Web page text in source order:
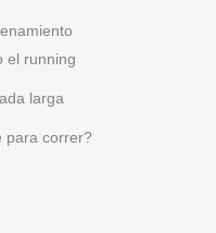
el running
larga
para correr?